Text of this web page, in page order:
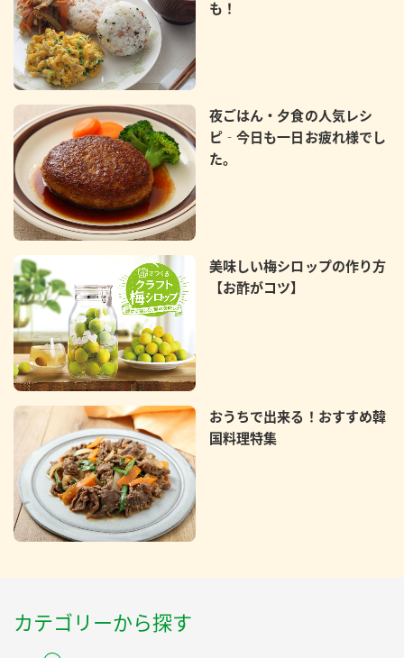
も！
夜ごはん・夕食の人気レシ
ピ‐今日も一日お疲れ様でし
た。
美味しい梅シロップの作り方
【お酢がコツ】
おうちで出来る！おすすめ韓
国料理特集
カテゴリーから探す